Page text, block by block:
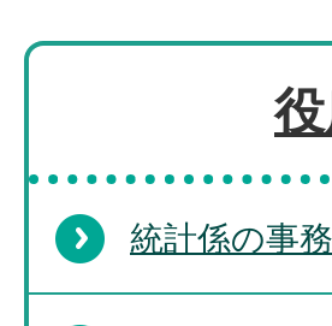
統計係の事務